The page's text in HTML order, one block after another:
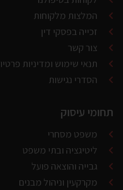
תנאי שימוש ומדיניות פרטיות
הסדרי נגישות
תחומי עיסוק
משפט מסחרי
גבייה והוצאה פועל
פטור ממס הכנסה
פרטים ליצירת קשר